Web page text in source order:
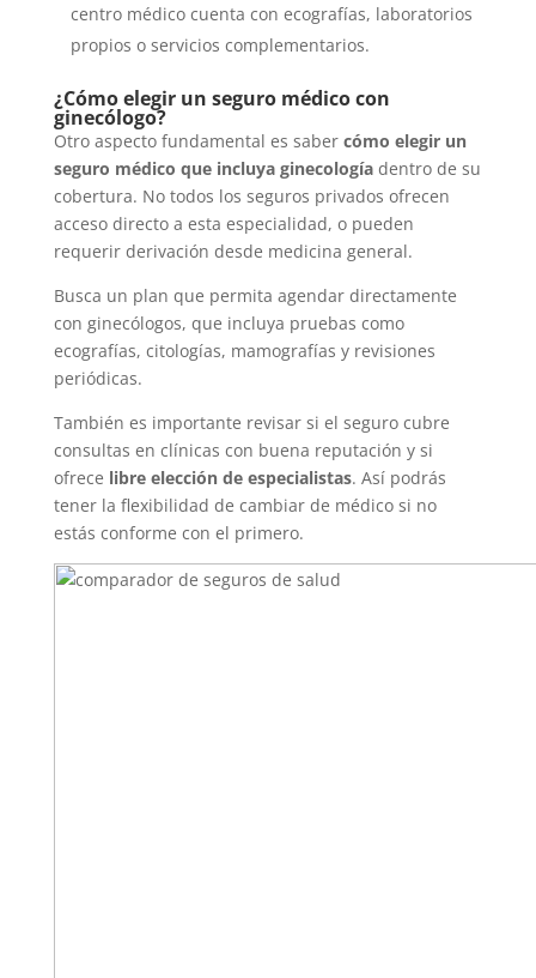
centro médico cuenta con ecografías, laboratorios
propios o servicios complementarios.
¿Cómo elegir un seguro médico con
ginecólogo?
Otro aspecto fundamental es saber cómo elegir un
seguro médico que incluya ginecologíadentro de su
cobertura. No todos los seguros privados ofrecen
acceso directo a esta especialidad, o pueden
requerir derivación desde medicina general.
Busca un plan que permita agendar directamente
con ginecólogos, que incluya pruebas como
ecografías, citologías, mamografías y revisiones
periódicas.
También es importante revisar si el seguro cubre
consultas en clínicas con buena reputación y si
ofrece libre elección de especialistas. Así podrás
tener la flexibilidad de cambiar de médico si no
estás conforme con el primero.